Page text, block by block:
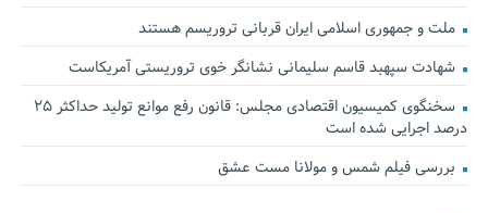
ملت و جمهوری اسلامی ایران قربانی تروریسم هستند
شهادت سپهبد قاسم سلیمانی نشانگر خوی تروریستی آمریکاست
سخنگوی کمیسیون اقتصادی مجلس: قانون رفع موانع تولید حداکثر ۲۵
درصد اجرایی شده است
بررسی فیلم شمس و مولانا مست عشق